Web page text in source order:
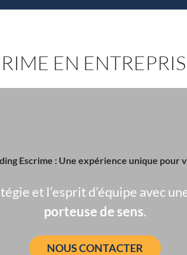
EN
Escrime : Une expérience unique pour
et l’esprit d’équipe avec
porteuse de sens.
NOUS CONTACTER